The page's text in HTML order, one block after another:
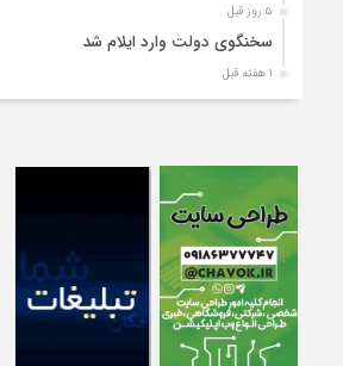
۵ روز قبل
سخنگوی دولت وارد ایلام شد
۱ هفته قبل
استقرار ۷۱۴ دستگاه اتوبوس در
واژگونی مرگبار پژوپارس در محور دهلران/ ۴ زائر اربعین جان باختند
۱ هفته قبل
۴کشته و یک مصدوم در حادثه مرگبار
دهلران
۱ هفته قبل
انتقال هوایی زائر اربعین از ایلام به تهران